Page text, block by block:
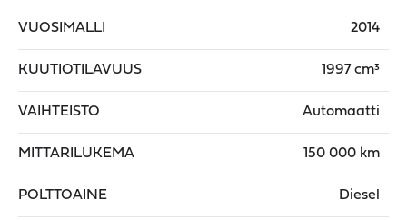
VUOSIMALLI 2014
KUUTIOTILAVUUS 1997 cm³
VAIHTEISTO Automaatti
MITTARILUKEMA 150 000 km
POLTTOAINE Diesel